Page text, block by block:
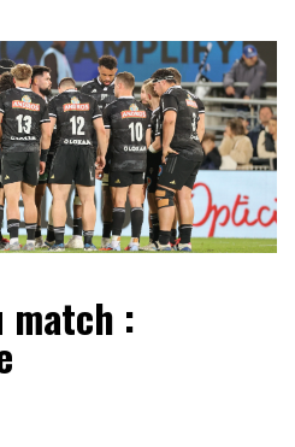
match :